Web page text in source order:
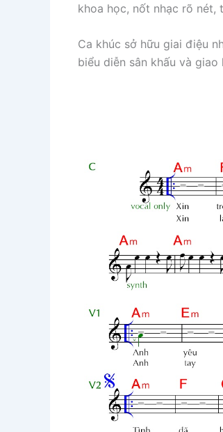
khoa học, nốt nhạc rõ nét,
Ca khúc sở hữu giai điệu
biểu diễn sân khấu và giao